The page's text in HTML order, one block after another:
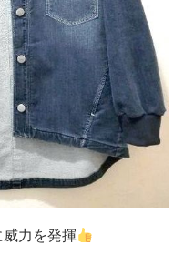
力を発揮